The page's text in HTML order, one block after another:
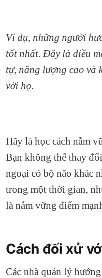
Ví dụ, những người
tốt nhất. Đây là điều
tự, năng lượng cao và
với họ.
Hãy là học cách nắm
Bạn không thể thay
ngoại có bộ não khác
trong một thời gian,
là nắm vững điểm
Cách đối xử
Các nhà quản lý